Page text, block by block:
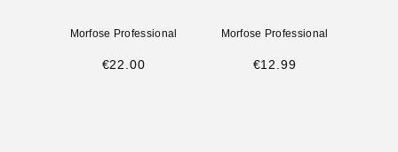
Morfose Professional
€22.00
Morfose Professional
€12.99